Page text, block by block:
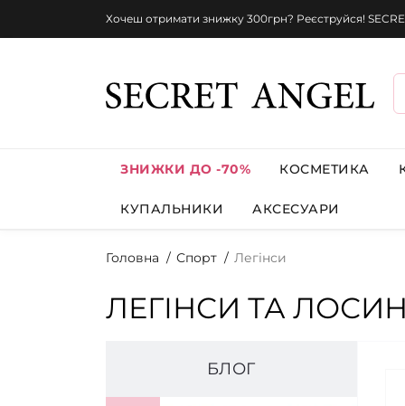
Хочеш отримати знижку 300грн? Реєструйся!
ЗНИЖКИ ДО -70% КОСМЕТИКА
КУПАЛЬНИКИ АКСЕСУАРИ
Головна Спорт Легінси
ЛЕГІНСИ ТА
БЛОГ